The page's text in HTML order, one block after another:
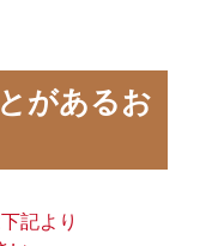
があるお
記より